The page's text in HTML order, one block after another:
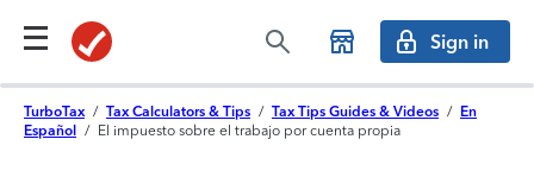
Sign in
TurboTax / Tax Calculators & Tips / Tax Tips Guides & Videos / En
Español
/ El impuesto sobre el trabajo por cuenta propia